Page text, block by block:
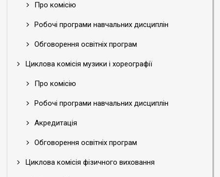
Про комісію
Робочі програми навчальних дисциплін
Обговорення освітніх програм
Циклова комісія музики і хореографії
Про комісію
Робочі програми навчальних дисциплін
Акредитація
Обговорення освітніх програм
Циклова комісія фізичного виховання